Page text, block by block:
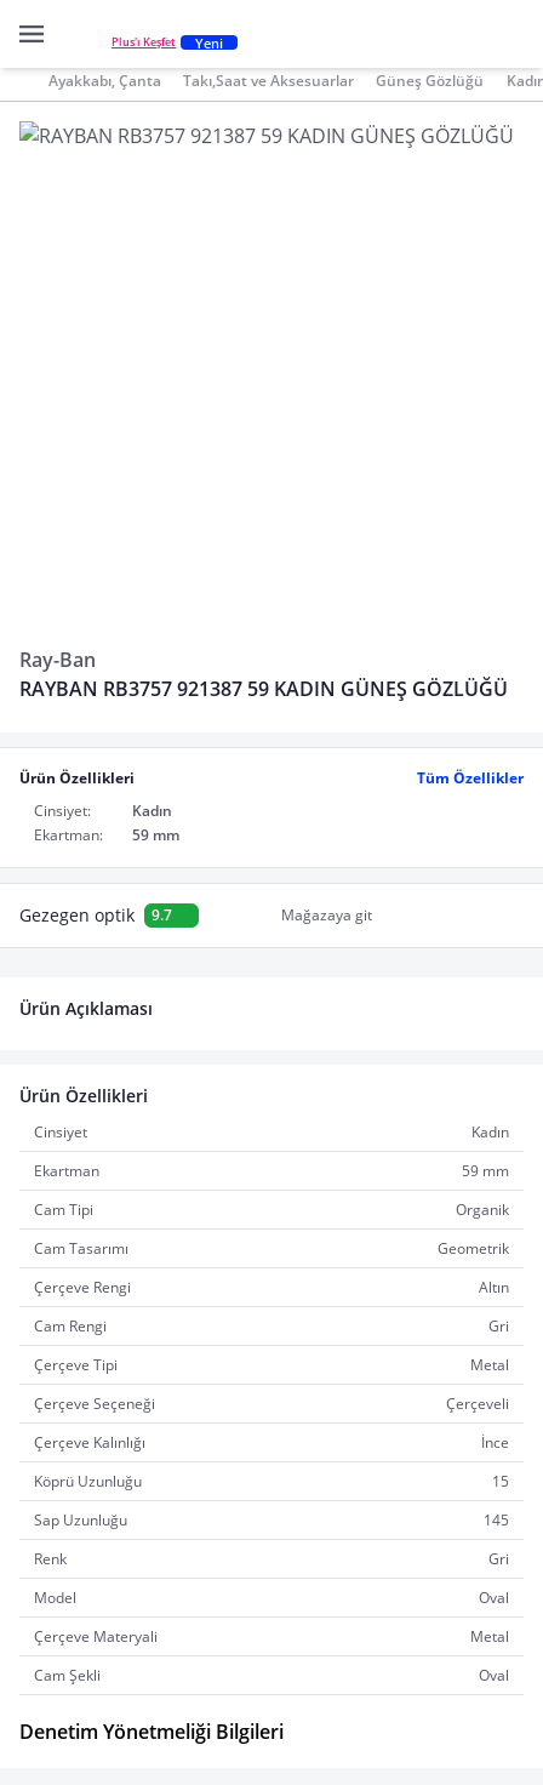
Plus'ı Keşfet Yeni
Ayakkabı, Çanta Takı,Saat ve Aksesuarlar Güneş Gözlüğü
Ray-Ban
RAYBAN RB3757 921387 59 KADIN GÜNEŞ GÖZLÜĞÜ
Ürün Özellikleri
Tüm Özellikler
Cinsiyet:
Kadın
Ekartman:
59 mm
Gezegen optik 9.7 Mağazaya git
Ürün Açıklaması
Ürün Özellikleri
Cinsiyet
Kadın
Ekartman
59 mm
Cam Tipi
Organik
Cam Tasarımı
Geometrik
Çerçeve Rengi
Altın
Cam Rengi
Gri
Çerçeve Tipi
Metal
Çerçeve Seçeneği
Çerçeveli
Çerçeve Kalınlığı
İnce
Köprü Uzunluğu
15
Sap Uzunluğu
145
Renk
Gri
Model
Oval
Çerçeve Materyali
Metal
Cam Şekli
Oval
Denetim Yönetmeliği Bilgileri